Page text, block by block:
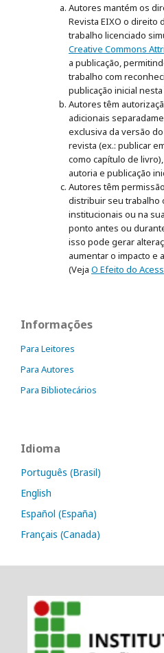
Autores mantém os
Revista EIXO o direito
trabalho licenciado
Creative Commons
a publicação,
trabalho com
publicação inicial
Autores têm
adicionais
exclusiva da versão
revista (ex.: publicar
como capítulo de
autoria e publicação
Autores têm
distribuir seu trabalho
institucionais ou na
ponto antes ou
isso pode gerar
aumentar o impacto e
(Veja O Efeito do
Informações
Para Leitores
Para Autores
Para Bibliotecários
Idioma
Português (Brasil)
English
Español (España)
Français (Canada)